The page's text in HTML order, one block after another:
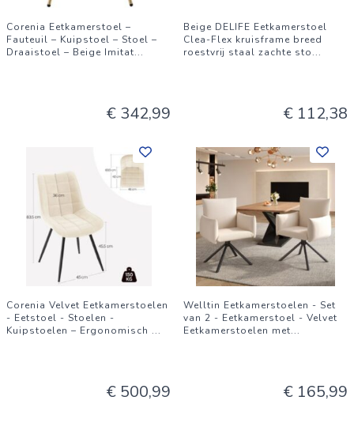
Corenia Eetkamerstoel –
Fauteuil – Kuipstoel – Stoel –
Draaistoel – Beige Imitat...
€ 342,99
Beige DELIFE Eetkamerstoel
Clea-Flex kruisframe breed
roestvrij staal zachte sto...
€ 112,38
Corenia Velvet Eetkamerstoelen
- Eetstoel - Stoelen -
Kuipstoelen – Ergonomisch ...
€ 500,99
Welltin Eetkamerstoelen - Set
van 2 - Eetkamerstoel - Velvet
Eetkamerstoelen met...
€ 165,99